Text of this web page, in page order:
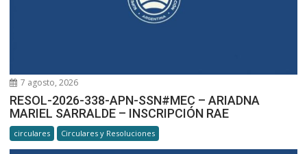
7 agosto, 2026
RESOL-2026-338-APN-SSN#MEC – ARIADNA
MARIEL SARRALDE – INSCRIPCIÓN RAE
circulares Circulares y Resoluciones